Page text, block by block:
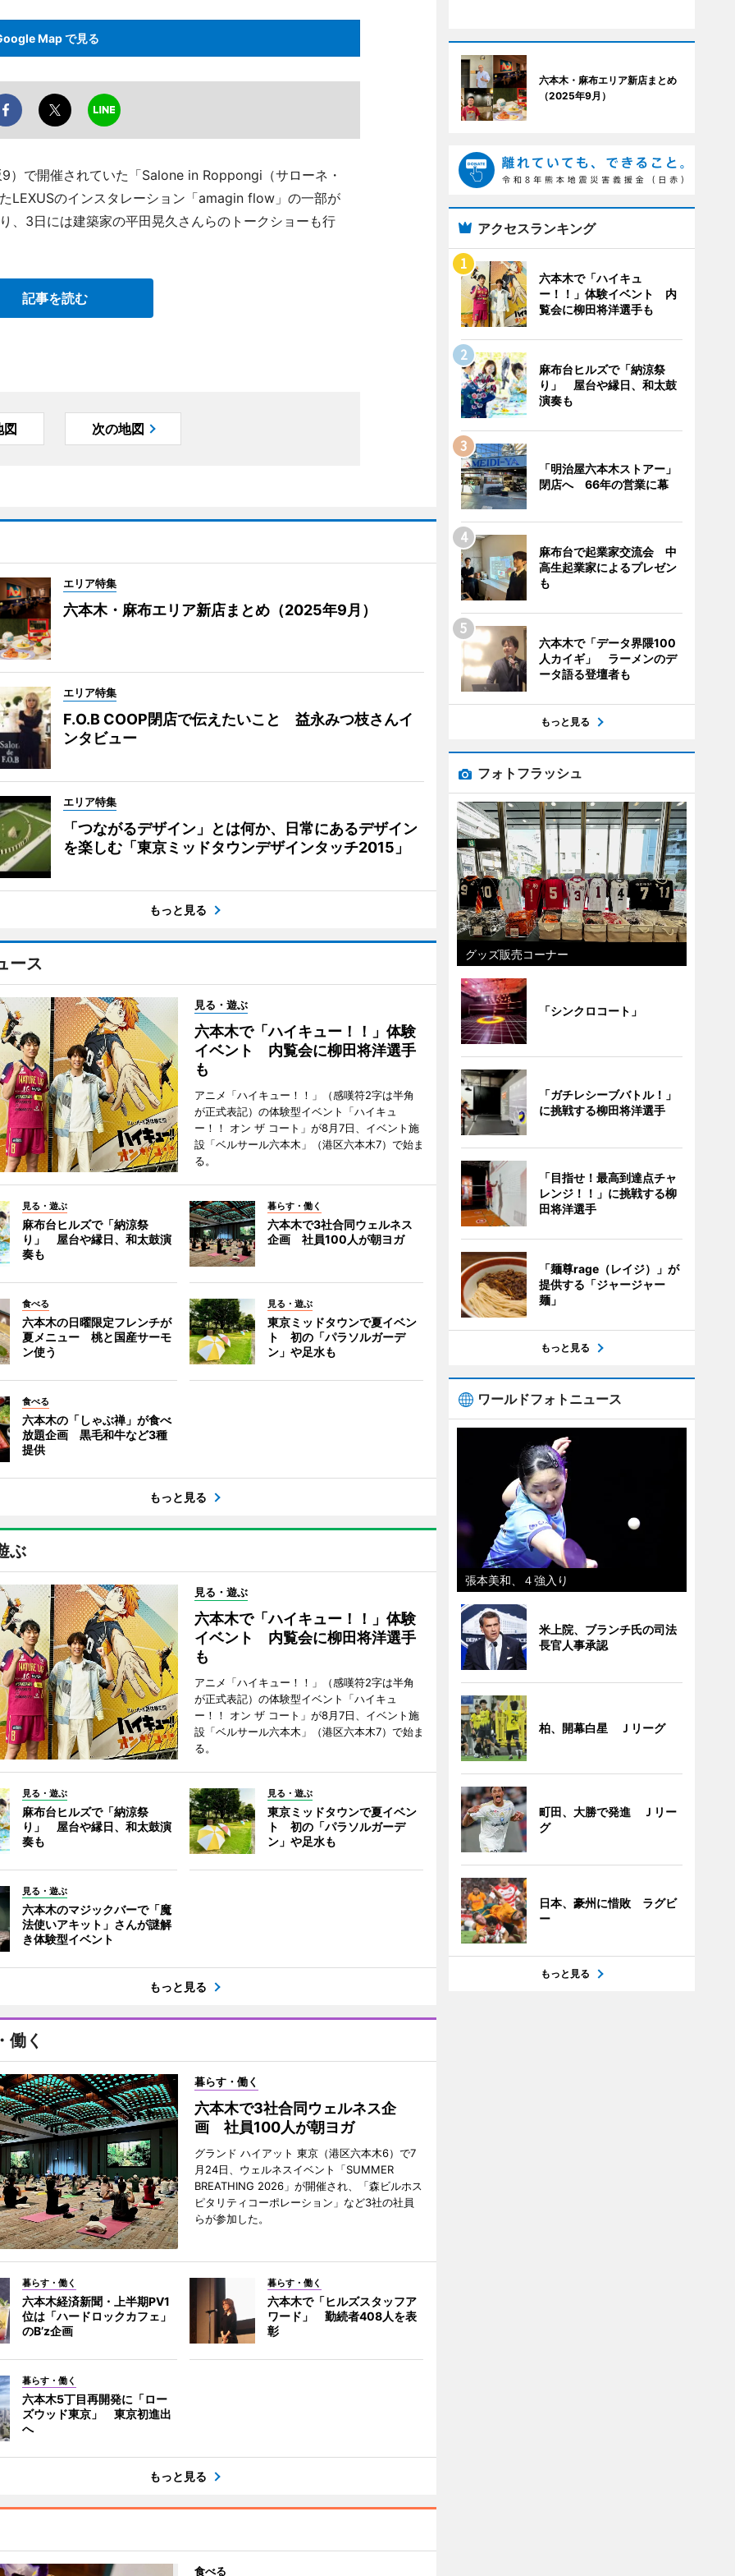
Map で見る
）で開催されていた「Salone in Roppongi（サローネ・
LEXUSのインスタレーション「amagin flow」の一部が
、3日には建築家の平田晃久さんらのトークショーも行
記事を読む
図 次の地図
エリア特集
六本木・麻布エリア新店まとめ（2025年9月）
エリア特集
F.O.B COOP閉店で伝えたいこと 益永みつ枝さんイ
ンタビュー
エリア特集
「つながるデザイン」とは何か、日常にあるデザイン
を楽しむ「東京ミッドタウンデザインタッチ2015」
もっと見る
ース
見る・遊ぶ
六本木で「ハイキュー！！」体験
イベント 内覧会に柳田将洋選手
も
アニメ「ハイキュー！！」（感嘆符2字は半角
が正式表記）の体験型イベント「ハイキュ
ー！！ オン ザ コート」が8月7日、イベント施
設「ベルサール六本木」（港区六本木7）で始ま
る。
見る・遊ぶ
麻布台ヒルズで「納涼祭
り」 屋台や縁日、和太鼓演
奏も
暮らす・働く
六本木で3社合同ウェルネス
企画 社員100人が朝ヨガ
食べる
六本木の日曜限定フレンチが
夏メニュー 桃と国産サーモ
ン使う
見る・遊ぶ
東京ミッドタウンで夏イベン
ト 初の「パラソルガーデ
ン」や足水も
食べる
六本木の「しゃぶ禅」が食べ
放題企画 黒毛和牛など3種
提供
もっと見る
ぶ
見る・遊ぶ
六本木で「ハイキュー！！」体験
イベント 内覧会に柳田将洋選手
も
アニメ「ハイキュー！！」（感嘆符2字は半角
が正式表記）の体験型イベント「ハイキュ
ー！！ オン ザ コート」が8月7日、イベント施
設「ベルサール六本木」（港区六本木7）で始ま
る。
見る・遊ぶ
麻布台ヒルズで「納涼祭
り」 屋台や縁日、和太鼓演
奏も
見る・遊ぶ
東京ミッドタウンで夏イベン
ト 初の「パラソルガーデ
ン」や足水も
見る・遊ぶ
六本木のマジックバーで「魔
法使いアキット」さんが謎解
き体験型イベント
もっと見る
働く
暮らす・働く
六本木で3社合同ウェルネス企
画 社員100人が朝ヨガ
グランド ハイアット 東京（港区六本木6）で7
月24日、ウェルネスイベント「SUMMER
BREATHING 2026」が開催され、「森ビルホス
ピタリティコーポレーション」など3社の社員
らが参加した。
暮らす・働く
六本木経済新聞・上半期PV1
位は「ハードロックカフェ」
のB’z企画
暮らす・働く
六本木で「ヒルズスタッフア
ワード」 勤続者408人を表
彰
暮らす・働く
六本木5丁目再開発に「ロー
ズウッド東京」 東京初進出
へ
もっと見る
食べる
六本木・麻布エリア新店まとめ
（2025年9月）
アクセスランキング
六本木で「ハイキュ
ー！！」体験イベント 内
覧会に柳田将洋選手も
麻布台ヒルズで「納涼祭
り」 屋台や縁日、和太鼓
演奏も
「明治屋六本木ストアー」
閉店へ 66年の営業に幕
麻布台で起業家交流会 中
高生起業家によるプレゼン
も
六本木で「データ界隈100
人カイギ」 ラーメンのデ
ータ語る登壇者も
もっと見る
フォトフラッシュ
グッズ販売コーナー
「シンクロコート」
「ガチレシーブバトル！」
に挑戦する柳田将洋選手
「目指せ！最高到達点チャ
レンジ！！」に挑戦する柳
田将洋選手
「麺尊rage（レイジ）」が
提供する「ジャージャー
麺」
もっと見る
ワールドフォトニュース
張本美和、４強入り
米上院、ブランチ氏の司法
長官人事承認
柏、開幕白星 Ｊリーグ
町田、大勝で発進 Ｊリー
グ
日本、豪州に惜敗 ラグビ
ー
もっと見る